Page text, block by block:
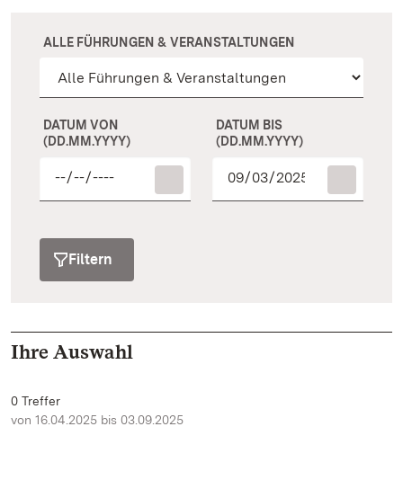
ALLE FÜHRUNGEN & VERANSTALTUNGEN
DATUM VON
(DD.MM.YYYY)
DATUM BIS
(DD.MM.YYYY)
Filtern
Ihre Auswahl
0 Treffer
von 16.04.2025 bis 03.09.2025